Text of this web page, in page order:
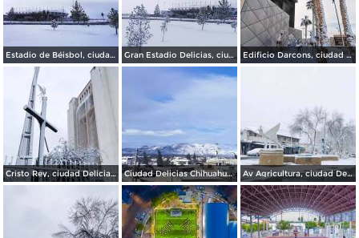
Estadio de Béisbol, ciudad Delicias. Gran Estadio Delicias, ciudad Delicias. Edificio Darcons, ciudad Delicias.
Cristo Rey, ciudad Delicias. Ciudad Delicias Chihuahua en Invierno. Av Agricultura, ciudad Delicias.